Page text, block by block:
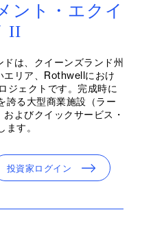
ント・エクイ
II
は、クイーンズランド州
エリア、Rothwellにおけ
ジェクトです。完成時に
誇る大型商業施設（ラー
よびクイックサービス・
す。
投資家ログイン